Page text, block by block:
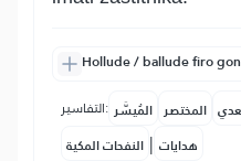
Hollude /
التفاسير: المُيسَّر المختصر
النفحات المكية | هدايات